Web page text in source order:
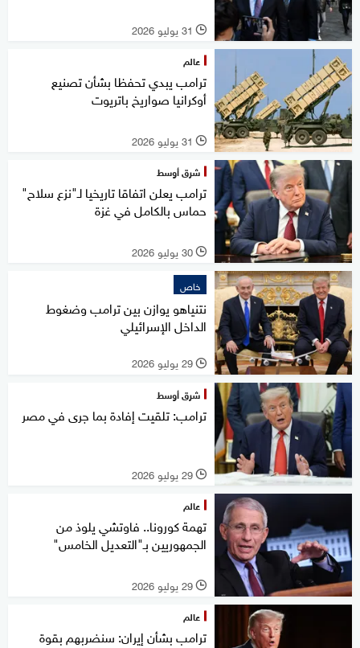
l 31 يوليو 2026
عالم
ترامب يبدي تحفظا بشأن تصنيع
أوكرانيا صواريخ باتريوت
l 31 يوليو 2026
شرق أوسط
ترامب يعلن اتفاقا تاريخيا لـ"نزع سلاح"
حماس بالكامل في غزة
l 30 يوليو 2026
خاص
نتنياهو يوازن بين ترامب وضغوط
الداخل الإسرائيلي
l 29 يوليو 2026
شرق أوسط
ترامب: تلقيت إفادة بما جرى في مصر
l 29 يوليو 2026
عالم
تهمة كورونا.. فاوتشي يلوذ من
الجمهوريين بـ"التعديل الخامس"
l 29 يوليو 2026
عالم
ترامب بشأن إيران: سنضربهم بقوة